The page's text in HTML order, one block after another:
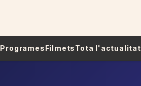
ProgramesFilmetsTota l'actualitat